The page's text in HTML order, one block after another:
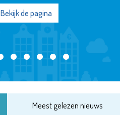
Bekijk de pagina
Meest gelezen nieuws